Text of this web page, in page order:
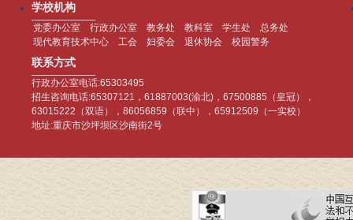
学校机构
党委办公室 行政办公室 教务处 教科室 学生处
总务处
现代教育技术中心
工会 妇委会 退休协会 校园警务
联系方式
行政办公室电话:65303495
招生咨询电话:65307121，61887003(渝北)，67500885（皇冠），
63015222（双语），86056859（联中），65912509（一实校）
地址:重庆市沙坪坝区沙南街2号